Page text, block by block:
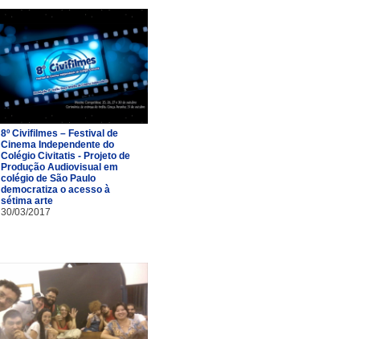
8º Civifilmes – Festival de
Cinema Independente do
Colégio Civitatis - Projeto de
Produção Audiovisual em
colégio de São Paulo
democratiza o acesso à
sétima arte
30/03/2017